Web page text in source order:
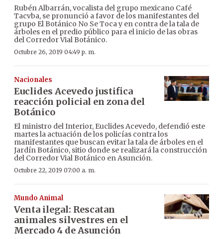
Rubén Albarrán, vocalista del grupo mexicano Café
Tacvba, se pronunció a favor de los manifestantes del
grupo El Botánico No Se Toca y en contra de la tala de
árboles en el predio público para el inicio de las obras
del Corredor Vial Botánico.
Octubre 26, 2019 04:49 p. m.
Nacionales
Euclides Acevedo justifica
reacción policial en zona del
Botánico
El ministro del Interior, Euclides Acevedo, defendió este
martes la actuación de los policías contra los
manifestantes que buscan evitar la tala de árboles en el
Jardín Botánico, sitio donde se realizará la construcción
del Corredor Vial Botánico en Asunción.
Octubre 22, 2019 07:00 a. m.
Mundo Animal
Venta ilegal: Rescatan
animales silvestres en el
Mercado 4 de Asunción